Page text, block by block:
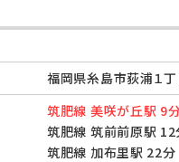
福岡県糸島市荻浦１
筑肥線 美咲が丘駅 9
筑肥線 筑前前原駅 12
筑肥線 加布里駅 22分